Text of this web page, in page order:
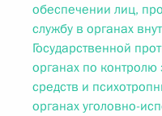
обеспечении лиц,
службу в органах
Государственной
органах по
средств и
органах уголовно-